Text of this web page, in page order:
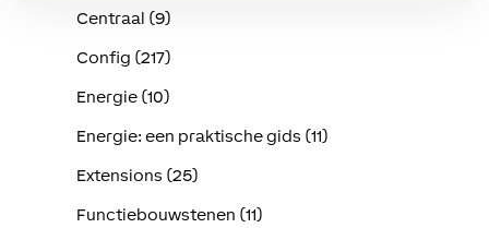
Centraal (9)
Config (217)
Energie (10)
Energie: een praktische gids (11)
Extensions (25)
Functiebouwstenen (11)